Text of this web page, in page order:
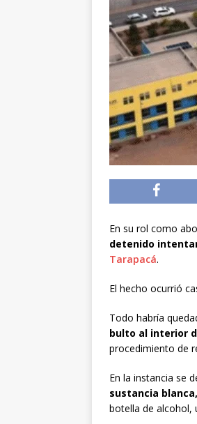
En su rol como
detenido
Tarapacá.
El hecho ocurrió
Todo habría
bulto al interior
procedimiento de
En la instancia se
sustancia
botella de alcohol,